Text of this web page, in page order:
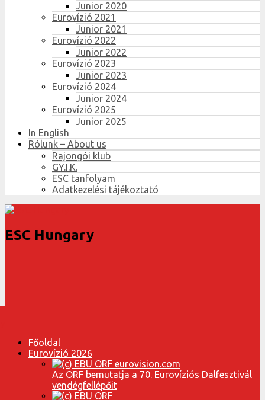
Junior 2020
Eurovízió 2021
Junior 2021
Eurovízió 2022
Junior 2022
Eurovízió 2023
Junior 2023
Eurovízió 2024
Junior 2024
Eurovízió 2025
Junior 2025
In English
Rólunk – About us
Rajongói klub
GY.I.K.
ESC tanfolyam
Adatkezelési tájékoztató
ESC Hungary
Főoldal
Eurovízió 2026
Az ORF bemutatja a 70. Eurovíziós Dalfesztivál
vendégfellépőit